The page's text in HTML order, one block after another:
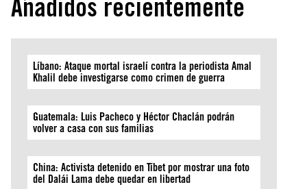
Añadidos recientemente
Líbano: Ataque mortal israelí contra la periodista Amal
Khalil debe investigarse como crimen de guerra
Guatemala: Luis Pacheco y Héctor Chaclán podrán
volver a casa con sus familias
China: Activista detenido en Tíbet por mostrar una foto
del Dalái Lama debe quedar en libertad